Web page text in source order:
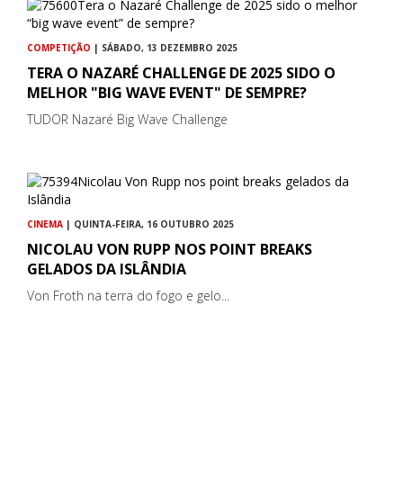
COMPETIÇÃO | SÁBADO, 13 DEZEMBRO 2025
TERA O NAZARÉ CHALLENGE DE 2025 SIDO O
MELHOR "BIG WAVE EVENT" DE SEMPRE?
TUDOR Nazaré Big Wave Challenge
CINEMA | QUINTA-FEIRA, 16 OUTUBRO 2025
NICOLAU VON RUPP NOS POINT BREAKS
GELADOS DA ISLÂNDIA
Von Froth na terra do fogo e gelo...